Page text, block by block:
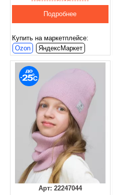
Подробнее
Купить на маркетплейсе:
Ozon
ЯндексМаркет
Арт: 22247044